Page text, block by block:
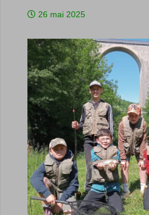
26 mai 2025